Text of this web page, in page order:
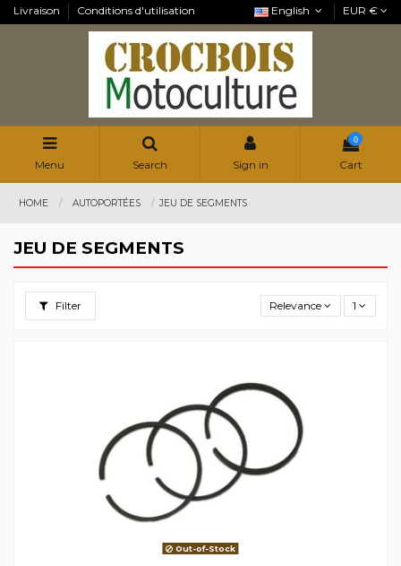
Livraison Conditions d'utilisation English EUR €
Menu Search Sign in
0
Cart
HOME AUTOPORTÉES JEU DE SEGMENTS
JEU DE SEGMENTS
Filter Relevance 1
Out-of-Stock